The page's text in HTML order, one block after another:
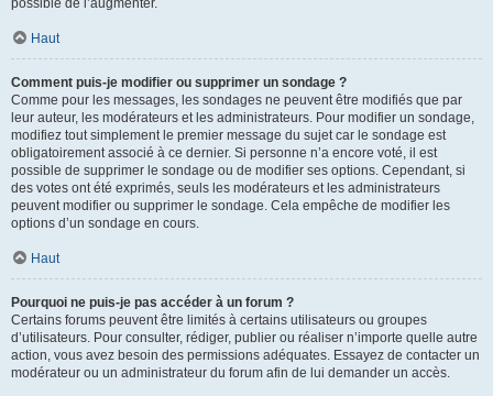
possible de l’augmenter.
Haut
Comment puis-je modifier ou supprimer un sondage ?
Comme pour les messages, les sondages ne peuvent être modifiés que par
leur auteur, les modérateurs et les administrateurs. Pour modifier un sondage,
modifiez tout simplement le premier message du sujet car le sondage est
obligatoirement associé à ce dernier. Si personne n’a encore voté, il est
possible de supprimer le sondage ou de modifier ses options. Cependant, si
des votes ont été exprimés, seuls les modérateurs et les administrateurs
peuvent modifier ou supprimer le sondage. Cela empêche de modifier les
options d’un sondage en cours.
Haut
Pourquoi ne puis-je pas accéder à un forum ?
Certains forums peuvent être limités à certains utilisateurs ou groupes
d’utilisateurs. Pour consulter, rédiger, publier ou réaliser n’importe quelle autre
action, vous avez besoin des permissions adéquates. Essayez de contacter un
modérateur ou un administrateur du forum afin de lui demander un accès.